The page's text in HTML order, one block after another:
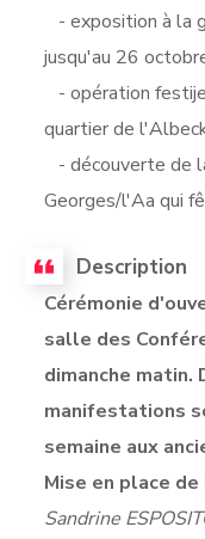
- exposition à la
jusqu'au 26
- opération
quartier de
- découverte de
Georges/l'Aa qui
Description
Cérémonie
salle des
dimanche matin.
manifestations
semaine aux
Mise en place
Sandrine